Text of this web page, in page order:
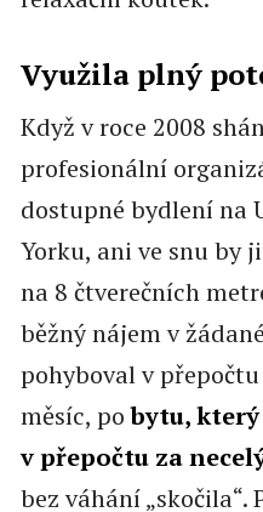
Využila plný
Když v roce 2008
profesionální
dostupné bydlení na
Yorku, ani ve snu by
na 8 čtverečních
běžný nájem v
pohyboval v
měsíc, pobytu,
v přepočtu za
bez váhání „skočila“.